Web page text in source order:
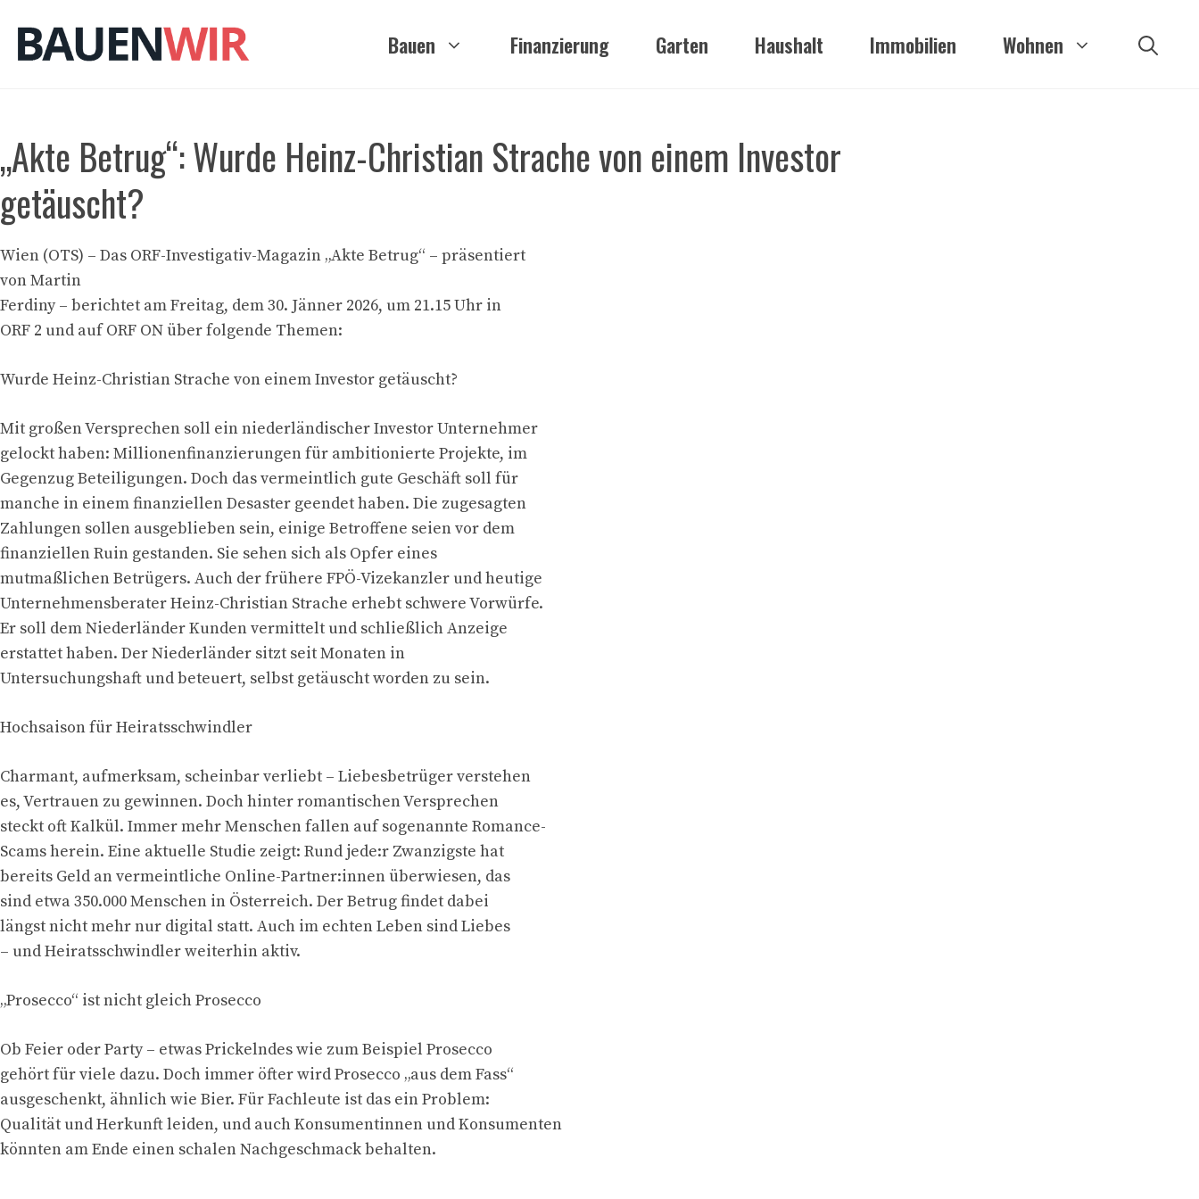
Inhalt
springen
Bauen Finanzierung Garten Haushalt Immobilien Wohnen
„Akte Betrug“: Wurde Heinz-Christian Strache von einem Investor
getäuscht?
Wien (OTS) – Das ORF-Investigativ-Magazin „Akte Betrug“ – präsentiert
von Martin
Ferdiny – berichtet am Freitag, dem 30. Jänner 2026, um 21.15 Uhr in
ORF 2 und auf ORF ON über folgende Themen:
Wurde Heinz-Christian Strache von einem Investor getäuscht?
Mit großen Versprechen soll ein niederländischer Investor Unternehmer
gelockt haben: Millionenfinanzierungen für ambitionierte Projekte, im
Gegenzug Beteiligungen. Doch das vermeintlich gute Geschäft soll für
manche in einem finanziellen Desaster geendet haben. Die zugesagten
Zahlungen sollen ausgeblieben sein, einige Betroffene seien vor dem
finanziellen Ruin gestanden. Sie sehen sich als Opfer eines
mutmaßlichen Betrügers. Auch der frühere FPÖ-Vizekanzler und heutige
Unternehmensberater Heinz-Christian Strache erhebt schwere Vorwürfe.
Er soll dem Niederländer Kunden vermittelt und schließlich Anzeige
erstattet haben. Der Niederländer sitzt seit Monaten in
Untersuchungshaft und beteuert, selbst getäuscht worden zu sein.
Hochsaison für Heiratsschwindler
Charmant, aufmerksam, scheinbar verliebt – Liebesbetrüger verstehen
es, Vertrauen zu gewinnen. Doch hinter romantischen Versprechen
steckt oft Kalkül. Immer mehr Menschen fallen auf sogenannte Romance-
Scams herein. Eine aktuelle Studie zeigt: Rund jede:r Zwanzigste hat
bereits Geld an vermeintliche Online-Partner:innen überwiesen, das
sind etwa 350.000 Menschen in Österreich. Der Betrug findet dabei
längst nicht mehr nur digital statt. Auch im echten Leben sind Liebes
– und Heiratsschwindler weiterhin aktiv.
„Prosecco“ ist nicht gleich Prosecco
Ob Feier oder Party – etwas Prickelndes wie zum Beispiel Prosecco
gehört für viele dazu. Doch immer öfter wird Prosecco „aus dem Fass“
ausgeschenkt, ähnlich wie Bier. Für Fachleute ist das ein Problem:
Qualität und Herkunft leiden, und auch Konsumentinnen und Konsumenten
könnten am Ende einen schalen Nachgeschmack behalten.